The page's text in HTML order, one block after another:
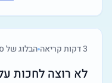
3דקות קריאה הבלוג של
לא רוצה לחכות